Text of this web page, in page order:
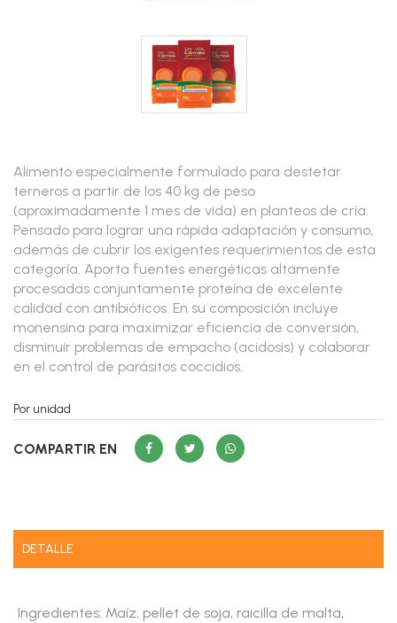
Alimento especialmente formulado para destetar
terneros a partir de los 40 kg de peso
(aproximadamente 1 mes de vida) en planteos de cría.
Pensado para lograr una rápida adaptación y consumo,
además de cubrir los exigentes requerimientos de esta
categoría. Aporta fuentes energéticas altamente
procesadas conjuntamente proteína de excelente
calidad con antibióticos. En su composición incluye
monensina para maximizar eficiencia de conversión,
disminuir problemas de empacho (acidosis) y colaborar
en el control de parásitos coccidios.
Por unidad
COMPARTIR EN
DETALLE
Ingredientes: Maíz, pellet de soja, raicilla de malta,